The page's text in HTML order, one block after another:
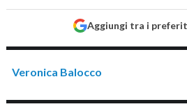
Aggiungi tra i
Veronica Balocco